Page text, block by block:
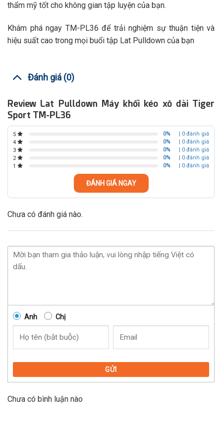
thẩm mỹ tốt cho không gian tập luyện của bạn.
Khám phá ngay TM-PL36 để trải nghiệm sự thuận tiện và
hiệu suất cao trong mọi buổi tập Lat Pulldown của bạn
Đánh giá (0)
Review Lat Pulldown Máy khối kéo xô dài Tiger
Sport TM-PL36
5 0%
| 0 đánh giá
4
0%
| 0 đánh giá
3
0%
| 0 đánh giá
2
0%
| 0 đánh giá
1
0% | 0 đánh giá
ĐÁNH GIÁ NGAY
Chưa có đánh giá nào.
Anh Chị
GỬI
Chưa có bình luận nào